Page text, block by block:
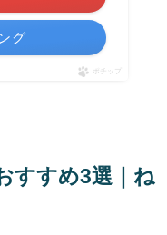
グ
ポチップ
すすめ3選｜ね